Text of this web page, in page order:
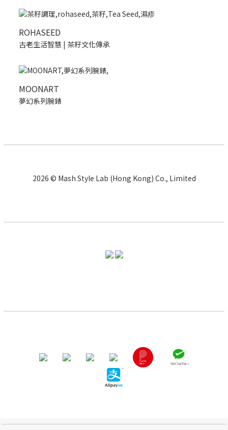
ROHASEED
古老生活智慧 | 茶籽文化傳承
MOONART
夢幻系列腕錶
2026 © Mash Style Lab (Hong Kong) Co., Limited